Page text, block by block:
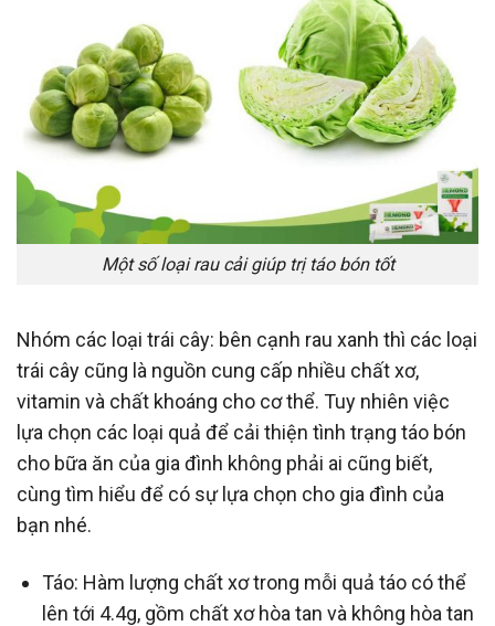
Một số loại rau cải giúp trị táo bón tốt
Nhóm các loại trái cây: bên cạnh rau xanh thì các loại
trái cây cũng là nguồn cung cấp nhiều chất xơ,
vitamin và chất khoáng cho cơ thể. Tuy nhiên việc
lựa chọn các loại quả để cải thiện tình trạng táo bón
cho bữa ăn của gia đình không phải ai cũng biết,
cùng tìm hiểu để có sự lựa chọn cho gia đình của
bạn nhé.
Táo: Hàm lượng chất xơ trong mỗi quả táo có thể
lên tới 4.4g, gồm chất xơ hòa tan và không hòa tan